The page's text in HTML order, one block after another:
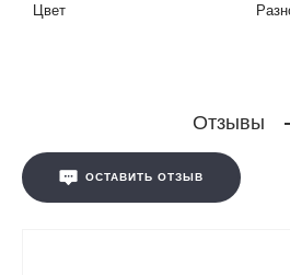
Цвет
Отзывы
ОСТАВИТЬ ОТЗЫВ